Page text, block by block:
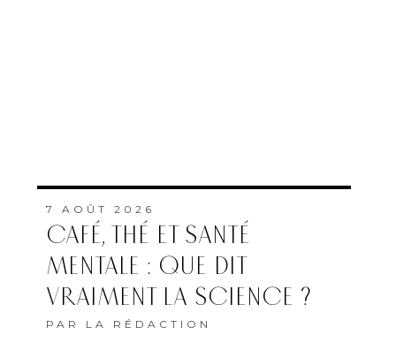
7 AOÛT 2026
CAFÉ, THÉ ET SANTÉ
MENTALE : QUE DIT
VRAIMENT LA SCIENCE ?
PAR LA RÉDACTION